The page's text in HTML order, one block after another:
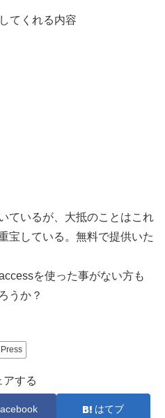
てくれる内容
ているが、大抵のことはこれ
宝している。無料で提供いた
を使った事がない方も
うか？
アする
はてブ